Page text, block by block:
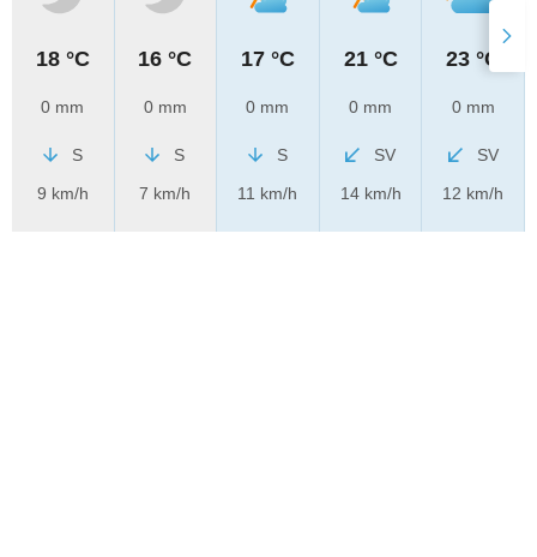
18 °C
0 mm
S
9 km/h
16 °C
0 mm
S
7 km/h
17 °C
0 mm
S
11 km/h
21 °C
0 mm
SV
14 km/h
23 °C
0 mm
SV
12 km/h